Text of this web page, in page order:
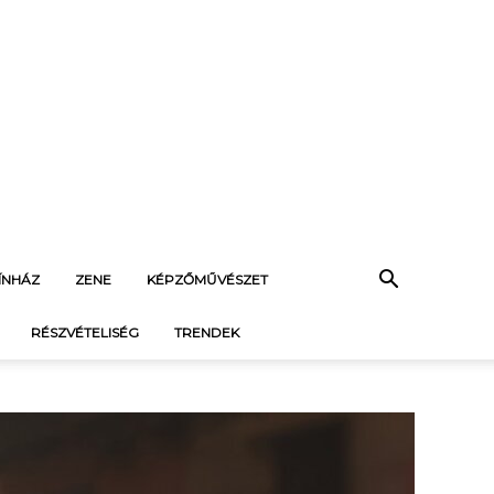
ZENE KÉPZŐMŰVÉSZET
RÉSZVÉTELISÉG TRENDEK